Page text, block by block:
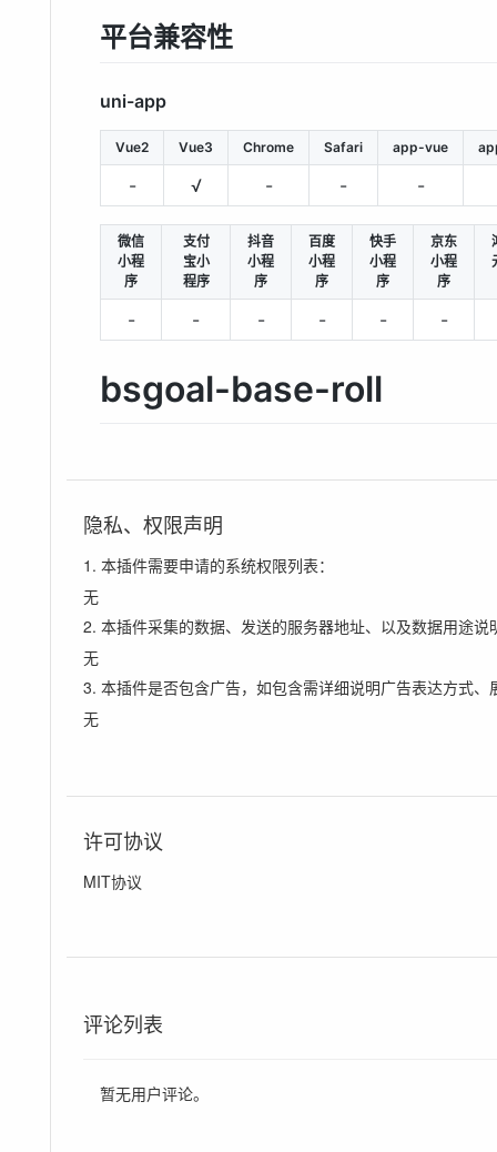
平台兼容性
uni-app
Vue2 Vue3 Chrome Safari app-vue
- √ - - -
微信
小程
序
支付
宝小
程序
抖音
小程
序
百度
小程
序
快手
小程
序
京东
小程
序
- - - - - -
bsgoal-base-roll
隐私、权限声明
1. 本插件需要申请的系统权限列表：
无
2. 本插件采集的数据、发送的服务器地址、以及数据用途说
无
3. 本插件是否包含广告，如包含需详细说明广告表达方式、
无
许可协议
MIT协议
评论列表
暂无用户评论。